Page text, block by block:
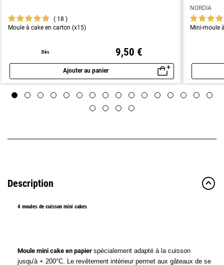
18
Moule à cake en carton (x15)
Dès 9,50 €
Ajouter au panier
Aperçu rapide
NORDIA
Mini-moule
Description
4 moules de cuisson mini cakes
Moule mini cake en papier spécialement adapté à la cuisson
jusqu'à + 200°C. Le revêtement intérieur permet aux gâteaux de se